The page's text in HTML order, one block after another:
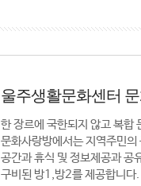
울주생활문화센터
한 장르에 국한되지 않고 복합
문화사랑방에서는 지역주민
공간과 휴식 및 정보제공과 공
구비된 방1,방2를 제공합니다.